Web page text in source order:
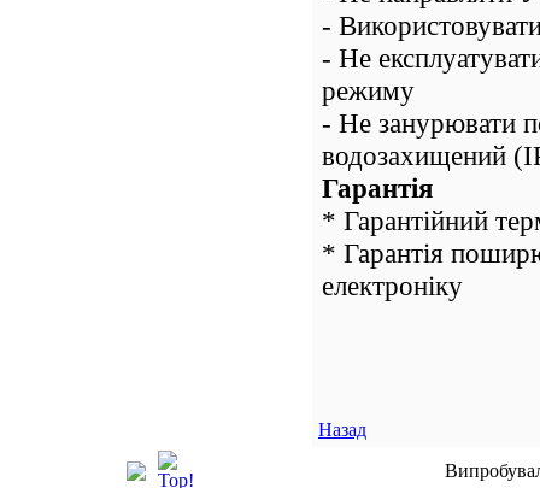
-
- Не
режиму
- Не занурювати
водозахищений
Гарантія
* Гарантійний
* Гарантія
електроніку
Назад